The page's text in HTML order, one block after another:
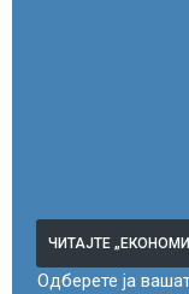
ЧИТАЈТЕ
Одберете ја